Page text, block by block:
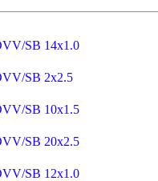
SB 14x1.0
SB 2x2.5
SB 10x1.5
SB 20x2.5
SB 12x1.0